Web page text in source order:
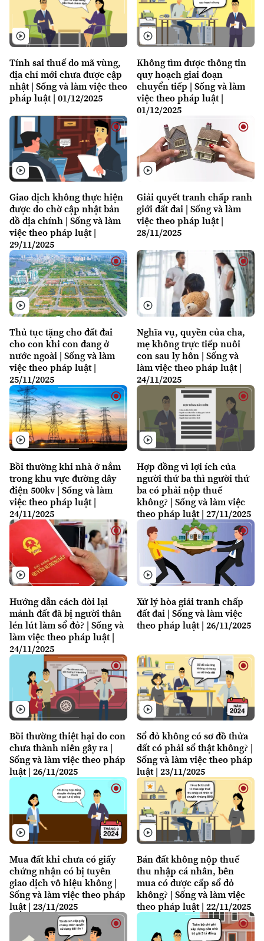
Chuyên mục
Thời sự
Chính trị
Xã hội
An ninh trật tự
Công nghệ
Hà Nội
Nhịp sống Hà Nội
Khoảnh khắc Hà Nội
Ẩm thực
Thế giới
Tin tức
Quân sự
Hồ sơ
Người Việt 4 phương
Kinh tế
Tin tức
Cafe sáng
Tài chính Ngân hàng
Doanh nghiệp
Nhà đất
Đầu tư
Căn hộ
Đất đai
Kinh nghiệm
Tàu và Xe
Ô tô
Xe máy
Đánh giá
Giáo dục
Tin tức
Tuyển sinh
Hướng nghiệp
Văn hóa
Tin tức
Làng nghề
Di tích
Sức khỏe
Y tế
Dinh dưỡng
Tư vấn sức khỏe
Thể thao
Bóng đá
Quần vợt
Golf
Giải trí
Tin tức
Sao
Đã phát sóng
Tính sai thuế do mã vùng,
địa chỉ mới chưa được cập
nhật | Sống và làm việc theo
pháp luật | 01/12/2025
Không tìm được thông tin
quy hoạch giai đoạn
chuyển tiếp | Sống và làm
việc theo pháp luật |
01/12/2025
Giao dịch không thực hiện
được do chờ cập nhật bản
đồ địa chính | Sống và làm
việc theo pháp luật |
29/11/2025
Giải quyết tranh chấp ranh
giới đất đai | Sống và làm
việc theo pháp luật |
28/11/2025
Thủ tục tặng cho đất đai
cho con khi con đang ở
nước ngoài | Sống và làm
việc theo pháp luật |
25/11/2025
Nghĩa vụ, quyền của cha,
mẹ không trực tiếp nuôi
con sau ly hôn | Sống và
làm việc theo pháp luật |
24/11/2025
Bồi thường khi nhà ở nẳm
trong khu vực đường dây
điện 500kv | Sống và làm
việc theo pháp luật |
24/11/2025
Hợp đồng vì lợi ích của
người thứ ba thì người thứ
ba có phải nộp thuế
không? | Sống và làm việc
theo pháp luật | 27/11/2025
Hướng dẫn cách đòi lại
mảnh đất đã bị người thân
lén lút làm sổ đỏ? | Sống và
làm việc theo pháp luật |
24/11/2025
Xử lý hòa giải tranh chấp
đất đai | Sống và làm việc
theo pháp luật | 26/11/2025
Bồi thường thiệt hại do con
chưa thành niên gây ra |
Sống và làm việc theo pháp
luật | 26/11/2025
Sổ đỏ không có sơ đồ thửa
đất có phải sổ thật không? |
Sống và làm việc theo pháp
luật | 23/11/2025
Mua đất khi chưa có giấy
chứng nhận có bị tuyên
giao dịch vô hiệu không |
Sống và làm việc theo pháp
luật | 23/11/2025
Bán đất không nộp thuế
thu nhập cá nhân, bên
mua có được cấp sổ đỏ
không? | Sống và làm việc
theo pháp luật | 22/11/2025